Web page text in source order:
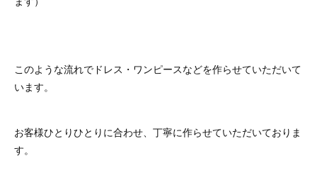
このような流れでドレス・ワンピースなどを作らせていただいて
います。
お客様ひとりひとりに合わせ、丁寧に作らせていただいておりま
す。